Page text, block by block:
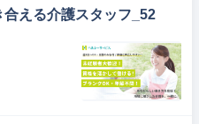
える介護スタッフ_52